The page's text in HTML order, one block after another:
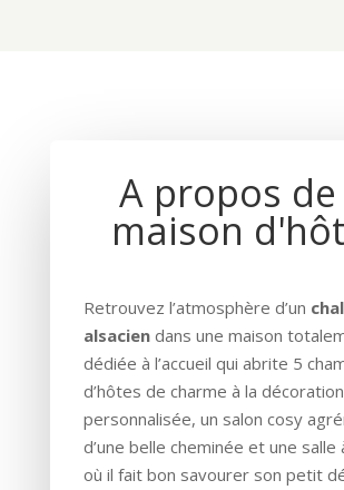
A propos de
maison
Retrouvez l’atmosphère d’un
alsaciendans une maison
dédiée à l’accueil qui abrite 5
d’hôtes de charme à la décoration
personnalisée, un salon cosy
d’une belle cheminée et une salle
où il fait bon savourer son petit